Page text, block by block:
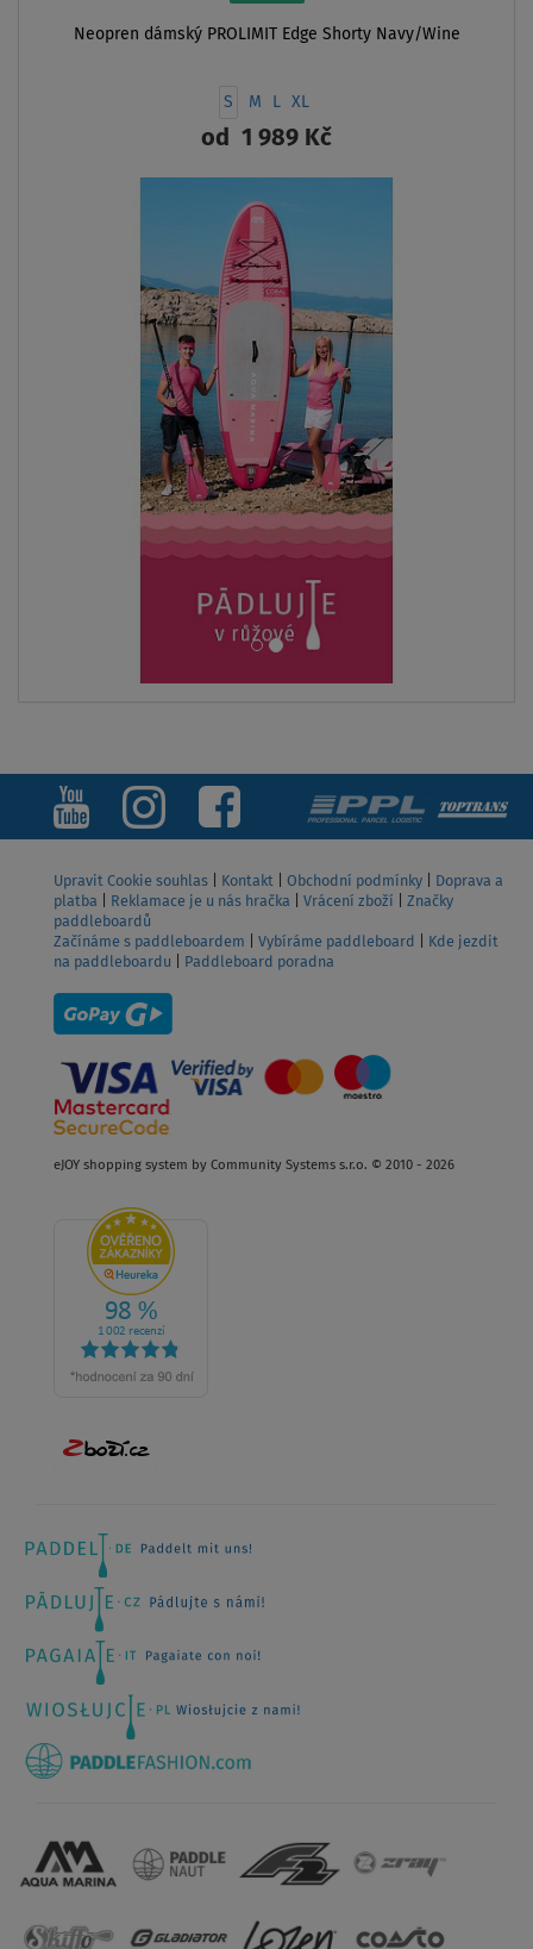
Neopren dámský PROLIMIT Edge Shorty Navy/Wine
S M L XL
od 1 989 Kč
ZOBRAZIT
Upravit Cookie souhlas Kontakt Obchodní podmínky
Doprava a
platba
Reklamace je u nás hračka Vrácení zboží
Značky
paddleboardů
Začínáme s paddleboardem
Vybíráme paddleboard
Kde jezdit
na paddleboardu
Paddleboard poradna
eJOY shopping system by Community Systems s.r.o. © 2010 - 2026